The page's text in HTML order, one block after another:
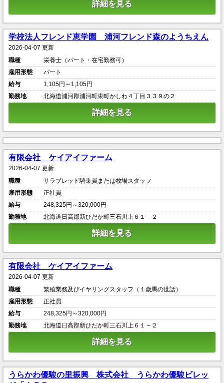
詳細を見る
学校法人フレンド恵学園 浦河フレンド森のようちえん
2026-04-07 更新
職種
栄養士（パート・在宅勤務可）
雇用形態
パート
給与
1,105円～1,105円
勤務地
北海道浦河郡浦河町東町かしわ４丁目３３９の２
詳細を見る
有限会社 ケイアイファーム
2026-04-07 更新
職種
サラブレッド騎乗員または牧場スタッフ
雇用形態
正社員
給与
248,325円～320,000円
勤務地
北海道日高郡新ひだか町三石川上６１－２
詳細を見る
有限会社 ケイアイファーム
2026-04-07 更新
職種
繁殖業務及びイヤリングスタッフ（１歳馬の世話）
雇用形態
正社員
給与
248,325円～320,000円
勤務地
北海道日高郡新ひだか町三石川上６１－２
詳細を見る
うらかわ優駿の里振興 株式会社 うらかわ優駿ビレッ